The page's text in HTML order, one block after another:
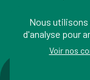
Nemo news
Nous
d'analyse pour
Voir nos